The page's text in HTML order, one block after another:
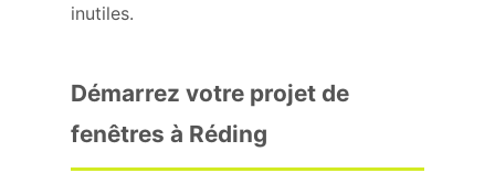
inutiles.
Démarrez votre projet de
fenêtres à Réding